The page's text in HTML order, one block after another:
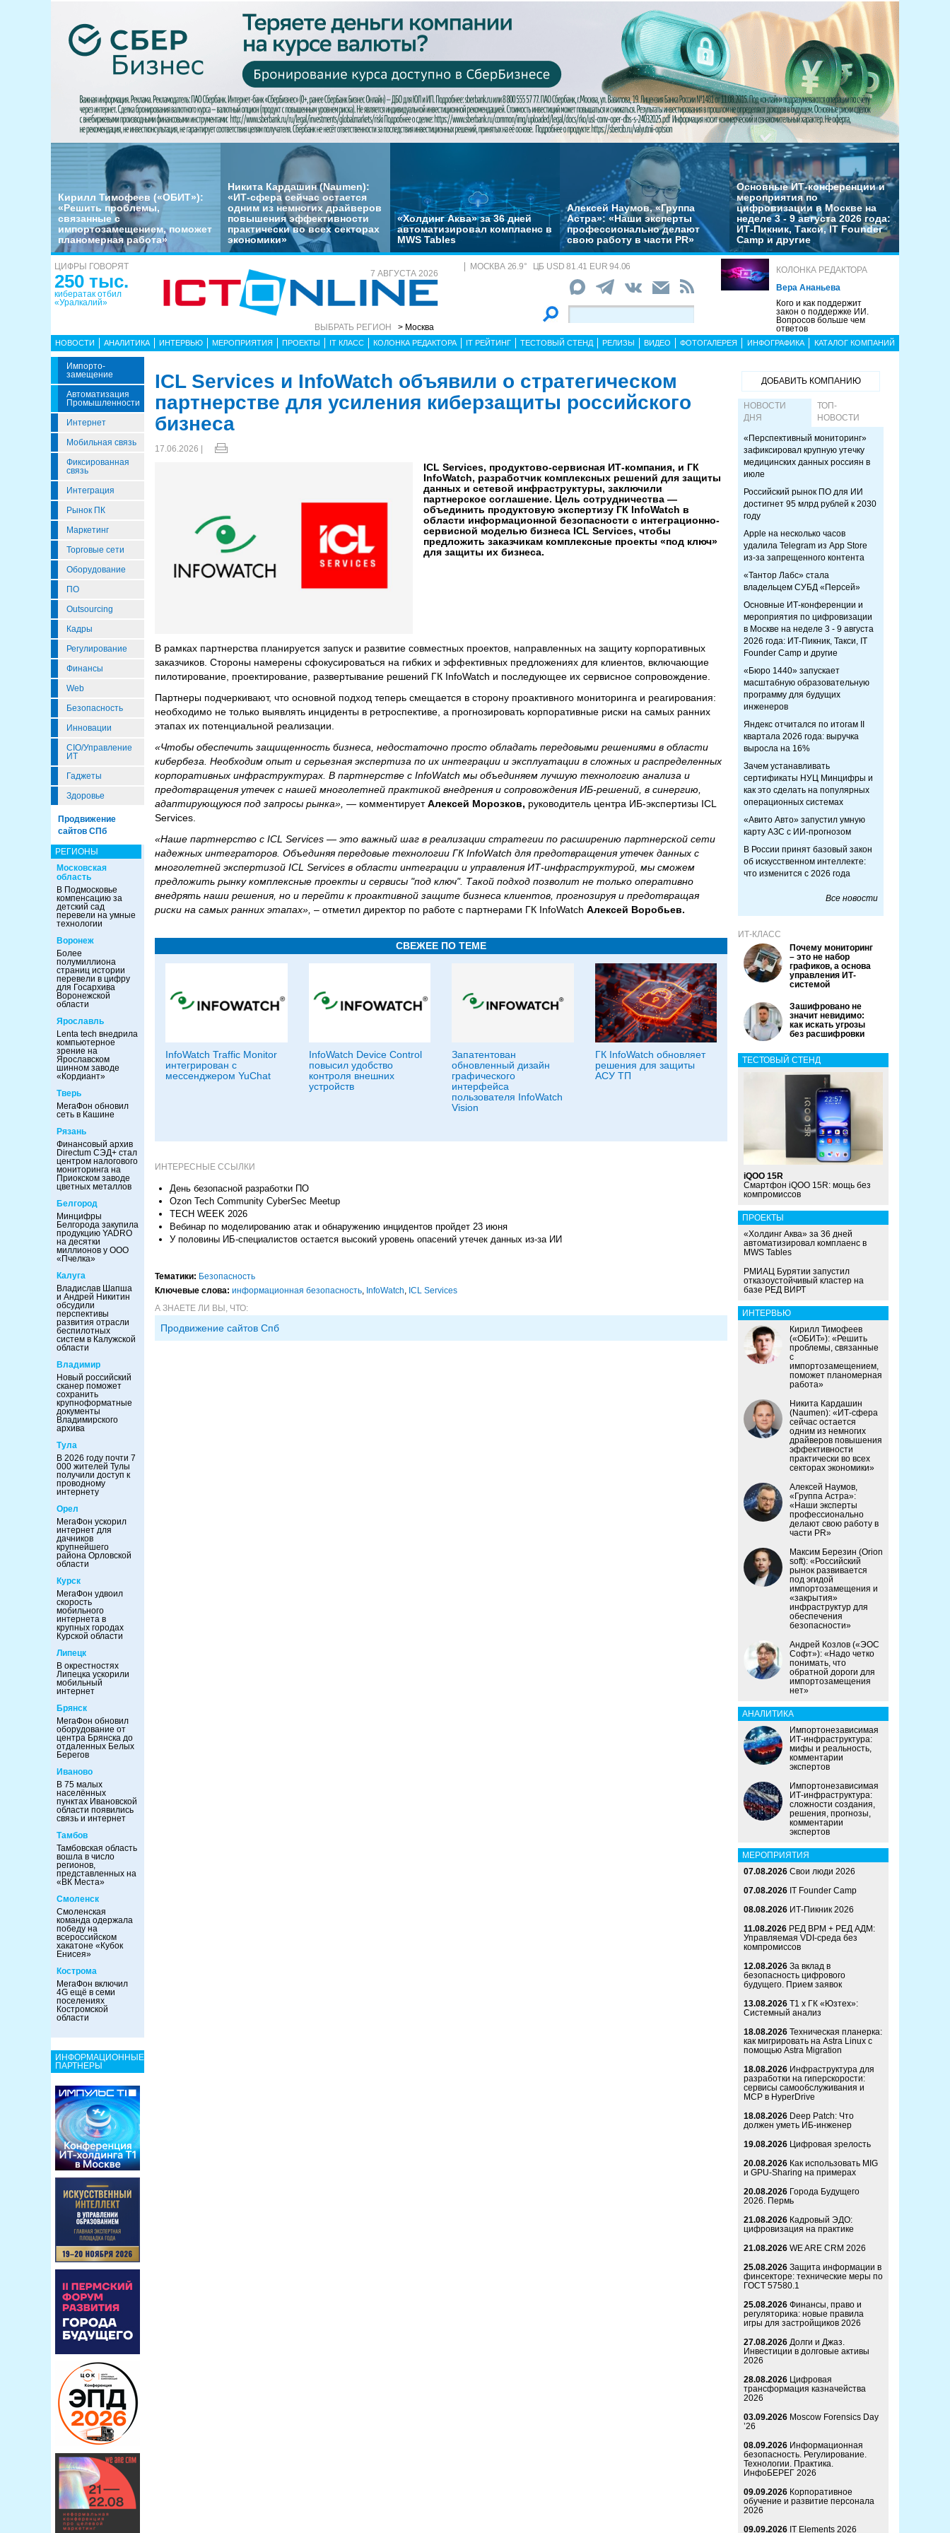
Кирилл Тимофеев («ОБИТ»):
«Решить проблемы,
связанные с
импортозамещением, поможет
планомерная работа»
Никита Кардашин (Naumen):
«ИТ-сфера сейчас остается
одним из немногих драйверов
повышения эффективности
практически во всех секторах
экономики»
«Холдинг Аква» за 36 дней
автоматизировал комплаенс в
MWS Tables
Алексей Наумов, «Группа
Астра»: «Наши эксперты
профессионально делают
свою работу в части PR»
Основные ИТ-конференции и
мероприятия по
цифровизации в Москве на
неделе 3 - 9 августа 2026 года:
ИТ-Пикник, Такси, IT Founder
Camp и другие
ЦИФРЫ ГОВОРЯТ
250 тыс.
кибератак отбил
«Уралкалий»
7 АВГУСТА 2026
ВЫБРАТЬ РЕГИОН > Москва
МОСКВА 26.9° ЦБ USD 81.41 EUR 94.06
КОЛОНКА РЕДАКТОРА
Вера Ананьева
Кого и как поддержит
закон о поддержке ИИ.
Вопросов больше чем
ответов
НОВОСТИ АНАЛИТИКА ИНТЕРВЬЮ МЕРОПРИЯТИЯ ПРОЕКТЫ IT КЛАСС КОЛОНКА РЕДАКТОРА IT РЕЙТИНГ ТЕСТОВЫЙ СТЕНД РЕЛИЗЫ ВИДЕО ФОТОГАЛЕРЕЯ ИНФОГРАФИКА КАТАЛОГ КОМПАНИЙ
Импорто­
Замещение
Автоматизация
Промышленности
Интернет
Мобильная связь
Фиксированная
связь
Интеграция
Рынок ПК
Маркетинг
Торговые сети
Оборудование
ПО
Outsourcing
Кадры
Регулирование
Финансы
Web
Безопасность
Инновации
CIO/Управление
ИТ
Гаджеты
Здоровье
Продвижение
сайтов СПб
РЕГИОНЫ
Московская
область
В Подмосковье
компенсацию за
детский сад
перевели на умные
технологии
Воронеж
Более
полумиллиона
страниц истории
перевели в цифру
для Госархива
Воронежской
области
Ярославль
Lenta tech внедрила
компьютерное
зрение на
Ярославском
шинном заводе
«Кордиант»
Тверь
МегаФон обновил
сеть в Кашине
Рязань
Финансовый архив
Directum СЭД+ стал
центром налогового
мониторинга на
Приокском заводе
цветных металлов
Белгород
Минцифры
Белгорода закупила
продукцию YADRO
на десятки
миллионов у ООО
«Пчелка»
Калуга
Владислав Шапша
и Андрей Никитин
обсудили
перспективы
развития отрасли
беспилотных
систем в Калужской
области
Владимир
Новый российский
сканер поможет
сохранить
крупноформатные
документы
Владимирского
архива
Тула
В 2026 году почти 7
000 жителей Тулы
получили доступ к
проводному
интернету
Орел
МегаФон ускорил
интернет для
дачников
крупнейшего
района Орловской
области
Курск
МегаФон удвоил
скорость
мобильного
интернета в
крупных городах
Курской области
Липецк
В окрестностях
Липецка ускорили
мобильный
интернет
Брянск
МегаФон обновил
оборудование от
центра Брянска до
отдаленных Белых
Берегов
Иваново
В 75 малых
населённых
пунктах Ивановской
области появились
связь и интернет
Тамбов
Тамбовская область
вошла в число
регионов,
представленных на
«ВК Места»
Смоленск
Смоленская
команда одержала
победу на
всероссийском
хакатоне «Кубок
Енисея»
Кострома
МегаФон включил
4G ещё в семи
поселениях
Костромской
области
ИНФОРМАЦИОННЫЕ
ПАРТНЕРЫ
ICL Services и InfoWatch объявили о стратегическом
партнерстве для усиления киберзащиты российского
бизнеса
17.06.2026 |
ICL Services, продуктово-сервисная ИТ-компания, и ГК
InfoWatch, разработчик комплексных решений для защиты
данных и сетевой инфраструктуры, заключили
партнерское соглашение. Цель сотрудничества —
объединить продуктовую экспертизу ГК InfoWatch в
области информационной безопасности с интеграционно-
сервисной моделью бизнеса ICL Services, чтобы
предложить заказчикам комплексные проекты «под ключ»
для защиты их бизнеса.
В рамках партнерства планируется запуск и развитие совместных проектов, направленных на защиту корпоративных
заказчиков. Стороны намерены сфокусироваться на гибких и эффективных предложениях для клиентов, включающие
пилотирование, проектирование, развертывание решений ГК InfoWatch и последующее их сервисное сопровождение.
Партнеры подчеркивают, что основной подход теперь смещается в сторону проактивного мониторинга и реагирования:
необходимо не только выявлять инциденты в ретроспективе, а прогнозировать корпоративные риски на самых ранних
этапах их потенциальной реализации.
«Чтобы обеспечить защищенность бизнеса, недостаточно просто обладать передовыми решениями в области
кибербеза. Необходим опыт и серьезная экспертиза по их интеграции и эксплуатации в сложных и распределенных
корпоративных инфраструктурах. В партнерстве с InfoWatch мы объединяем лучшую технологию анализа и
предотвращения утечек с нашей многолетней практикой внедрения и сопровождения ИБ-решений, в синергию,
адаптирующуюся под запросы рынка», — комментируетАлексей Морозков, руководитель центра ИБ-экспертизы ICL
Services.
«Наше партнерство с ICL Services — это важный шаг в реализации стратегии по расширению партнерской сети
надежных интеграторов. Объединяя передовые технологии ГК InfoWatch для предотвращения утечек данных с
многолетней экспертизой ICL Services в области интеграции и управления ИТ-инфраструктурой, мы сможем
предложить рынку комплексные проекты и сервисы "под ключ". Такой подход позволит не только оперативно
внедрять наши решения, но и перейти к проактивной защите бизнеса клиентов, прогнозируя и предотвращая
риски на самых ранних этапах», – отметил директор по работе с партнерами ГК InfoWatch Алексей Воробьев.
СВЕЖЕЕ ПО ТЕМЕ
InfoWatch Traffic Monitor
интегрирован с
мессенджером YuChat
InfoWatch Device Control
повысил удобство
контроля внешних
устройств
Запатентован
обновленный дизайн
графического
интерфейса
пользователя InfoWatch
Vision
ГК InfoWatch обновляет
решения для защиты
АСУ ТП
ИНТЕРЕСНЫЕ ССЫЛКИ
День безопасной разработки ПО
Ozon Tech Community CyberSec Meetup
TECH WEEK 2026
Вебинар по моделированию атак и обнаружению инцидентов пройдет 23 июня
У половины ИБ-специалистов остается высокий уровень опасений утечек данных из-за ИИ
Тематики: Безопасность
Ключевые слова: информационная безопасность, InfoWatch, ICL Services
А ЗНАЕТЕ ЛИ ВЫ, ЧТО:
Продвижение сайтов Спб
ДОБАВИТЬ КОМПАНИЮ
НОВОСТИ
ДНЯ
ТОП-
НОВОСТИ
«Перспективный мониторинг»
зафиксировал крупную утечку
медицинских данных россиян в
июле
Российский рынок ПО для ИИ
достигнет 95 млрд рублей к 2030
году
Apple на несколько часов
удалила Telegram из App Store
из-за запрещенного контента
«Тантор Лабс» стала
владельцем СУБД «Персей»
Основные ИТ-конференции и
мероприятия по цифровизации
в Москве на неделе 3 - 9 августа
2026 года: ИТ-Пикник, Такси, IT
Founder Camp и другие
«Бюро 1440» запускает
масштабную образовательную
программу для будущих
инженеров
Яндекс отчитался по итогам II
квартала 2026 года: выручка
выросла на 16%
Зачем устанавливать
сертификаты НУЦ Минцифры и
как это сделать на популярных
операционных системах
«Авито Авто» запустил умную
карту АЗС с ИИ-прогнозом
В России принят базовый закон
об искусственном интеллекте:
что изменится с 2026 года
Все новости
ИТ-КЛАСС
Почему мониторинг
– это не набор
графиков, а основа
управления ИТ-
системой
Зашифровано не
значит невидимо:
как искать угрозы
без расшифровки
ТЕСТОВЫЙ СТЕНД
iQOO 15R
Смартфон iQOO 15R: мощь без
компромиссов
ПРОЕКТЫ
«Холдинг Аква» за 36 дней
автоматизировал комплаенс в
MWS Tables
РМИАЦ Бурятии запустил
отказоустойчивый кластер на
базе РЕД ВИРТ
ИНТЕРВЬЮ
Кирилл Тимофеев
(«ОБИТ»): «Решить
проблемы, связанные
с
импортозамещением,
поможет планомерная
работа»
Никита Кардашин
(Naumen): «ИТ-сфера
сейчас остается
одним из немногих
драйверов повышения
эффективности
практически во всех
секторах экономики»
Алексей Наумов,
«Группа Астра»:
«Наши эксперты
профессионально
делают свою работу в
части PR»
Максим Березин (Orion
soft): «Российский
рынок развивается
под эгидой
импортозамещения и
«закрытия»
инфраструктур для
обеспечения
безопасности»
Андрей Козлов («ЭОС
Софт»): «Надо четко
понимать, что
обратной дороги для
импортозамещения
нет»
АНАЛИТИКА
Импортонезависимая
ИТ-инфраструктура:
мифы и реальность,
комментарии
экспертов
Импортонезависимая
ИТ-инфраструктура:
сложности создания,
решения, прогнозы,
комментарии
экспертов
МЕРОПРИЯТИЯ
07.08.2026 Свои люди 2026
07.08.2026 IT Founder Camp
08.08.2026 ИТ-Пикник 2026
11.08.2026 РЕД ВРМ + РЕД АДМ:
Управляемая VDI-среда без
компромиссов
12.08.2026 За вклад в
безопасность цифрового
будущего. Прием заявок
13.08.2026 Т1 x ГК «Юзтех»:
Системный анализ
18.08.2026 Техническая планерка:
как мигрировать на Astra Linux с
помощью Astra Migration
18.08.2026 Инфраструктура для
разработки на гиперскорости:
сервисы самообслуживания и
MCP в HyperDrive
18.08.2026 Deep Patch: Что
должен уметь ИБ-инженер
19.08.2026 Цифровая зрелость
20.08.2026 Как использовать MIG
и GPU-Sharing на примерах
20.08.2026 Города Будущего
2026. Пермь
21.08.2026 Кадровый ЭДО:
цифровизация на практике
21.08.2026 WE ARE CRM 2026
25.08.2026 Защита информации в
финсекторе: технические меры по
ГОСТ 57580.1
25.08.2026 Финансы, право и
регуляторика: новые правила
игры для застройщиков 2026
27.08.2026 Долги и Джаз.
Инвестиции в долговые активы
2026
28.08.2026 Цифровая
трансформация казначейства
2026
03.09.2026 Moscow Forensics Day
’26
08.09.2026 Информационная
безопасность. Регулирование.
Технологии. Практика.
ИнфоБЕРЕГ 2026
09.09.2026 Корпоративное
обучение и развитие персонала
2026
09.09.2026 IT Elements 2026